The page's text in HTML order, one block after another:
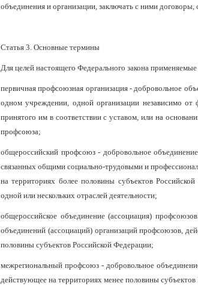
объединения и организации, заключать с ними договоры,
Статья 3. Основные термины
Для целей настоящего Федерального закона
первичная профсоюзная организация - добровольное
одном учреждении, одной организации независимо
принятого им в соответствии с уставом, или на
профсоюза;
общероссийский профсоюз - добровольное
связанных общими социально-трудовыми и
на территориях более половины субъектов
одной или нескольких отраслей деятельности;
общероссийское объединение (ассоциация)
объединений (ассоциаций) организаций профсоюзов,
половины субъектов Российской Федерации;
межрегиональный профсоюз - добровольное
действующее на территориях менее половины